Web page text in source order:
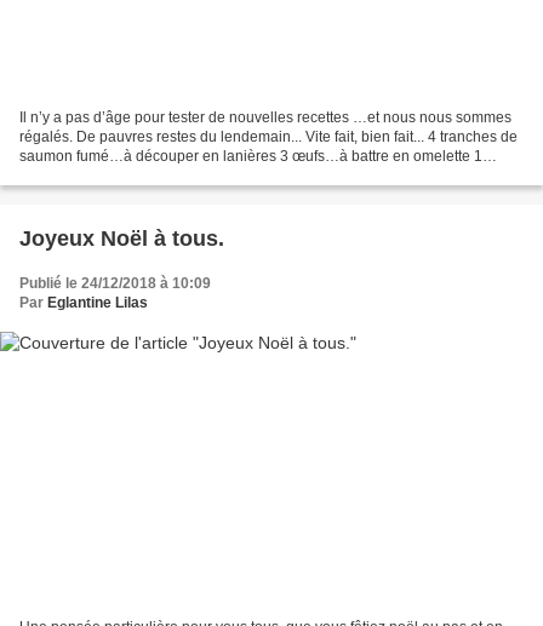
Il n’y a pas d’âge pour tester de nouvelles recettes …et nous nous sommes
régalés. De pauvres restes du lendemain... Vite fait, bien fait... 4 tranches de
saumon fumé…à découper en lanières 3 œufs…à battre en omelette 1
Joyeux Noël à tous.
Publié le 24/12/2018 à 10:09
Par Eglantine Lilas